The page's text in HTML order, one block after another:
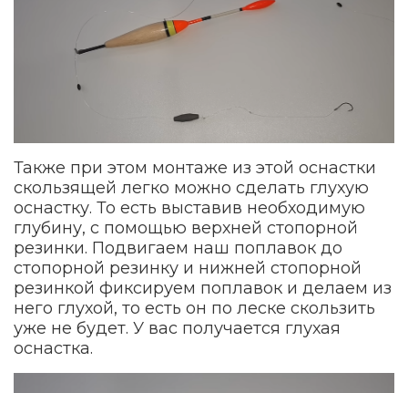
Также при этом монтаже из этой оснастки
скользящей легко можно сделать глухую
оснастку. То есть выставив необходимую
глубину, с помощью верхней стопорной
резинки. Подвигаем наш поплавок до
стопорной резинку и нижней стопорной
резинкой фиксируем поплавок и делаем из
него глухой, то есть он по леске скользить
уже не будет. У вас получается глухая
оснастка.